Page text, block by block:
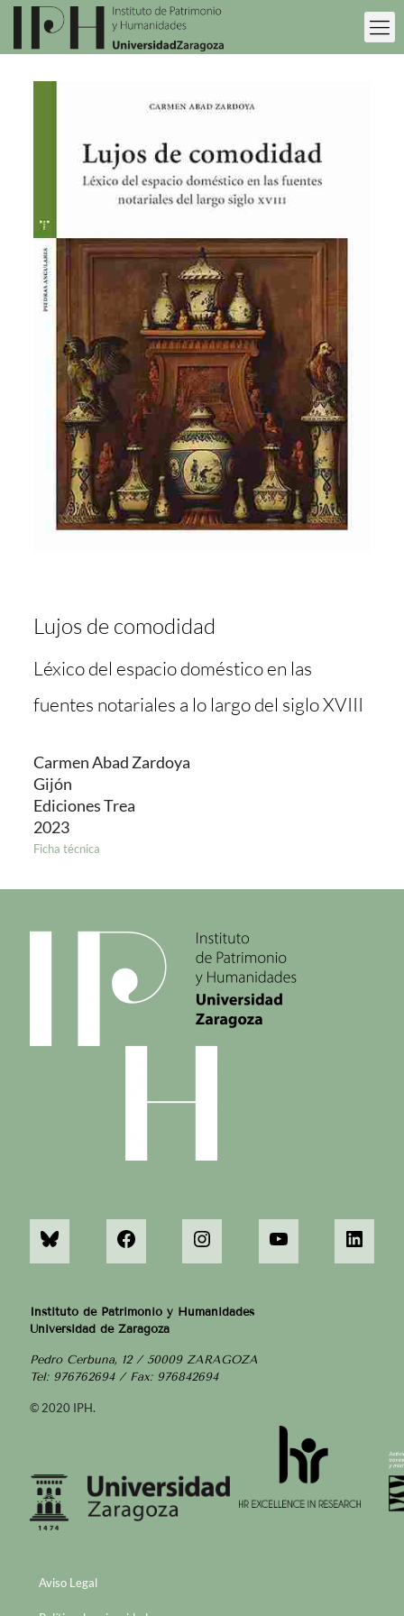
Lujos de comodidad
Léxico del espacio doméstico en las
fuentes notariales a lo largo del siglo XVIII
Carmen Abad Zardoya
Gijón
Ediciones Trea
2023
Ficha técnica
Instituto de Patrimonio y Humanidades
Universidad de Zaragoza
Pedro Cerbuna, 12 / 50009 ZARAGOZA
Tel: 976762694 / Fax: 976842694
© 2020 IPH.
Aviso Legal